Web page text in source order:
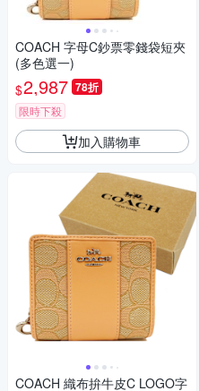
COACH 字母C鈔票零錢袋短夾
(多色選一)
$2,987 78折
限時下殺
加入購物車
COACH 織布拚牛皮C LOGO字